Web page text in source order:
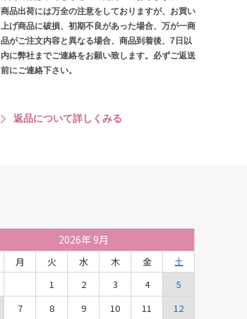
商品出荷には万全の注意をしておりますが、お買い
上げ商品に破損、初期不良があった場合、万が一商
品がご注文内容と異なる場合、商品到着後、7日以
内に弊社までご連絡をお願い致します。必ずご返送
前にご連絡下さい。
返品について詳しくみる
2026年 9月
月 火 水 木 金
土
1
2 3 4
5
7 8 9 10 11 12